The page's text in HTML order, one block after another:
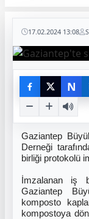
17.02.2024 13:08
N
Gaziantep
Derneği
birliği protokolü
İmzalanan iş
Gaziantep
komposto
kompostoya